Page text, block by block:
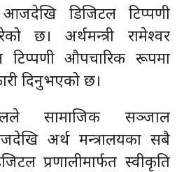
आजदेखि डिजिटल टिप्पणी
छ। अर्थमन्त्री रामेश्वर
टिप्पणी औपचारिक रूपमा
दिनुभएको छ।
सामाजिक सञ्जाल
अर्थ मन्त्रालयका सबै
प्रणालीमार्फत स्वीकृति